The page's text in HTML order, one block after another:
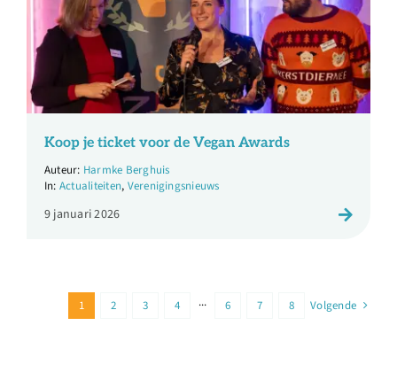
Koop je ticket voor de Vegan Awards
Harmke Berghuis
Actualiteiten, Verenigingsnieuws
9 januari 2026
1 2 3 4 ··· 6 7 8 Volgende